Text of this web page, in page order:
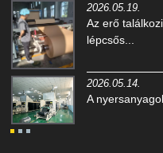
2026.05.19.
Az erő
lépcsős...
2026.05.14.
A